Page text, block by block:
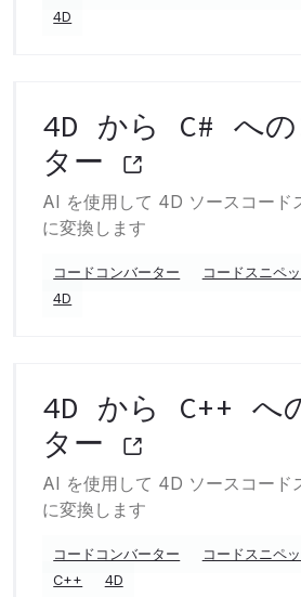
4D
4D から C# への
ター
AI を使用して 4D ソースコード
に変換します
コードコンバーター コードスニペッ
4D
4D から C++ へ
ター
AI を使用して 4D ソースコード
に変換します
コードコンバーター コードスニペッ
C++
4D